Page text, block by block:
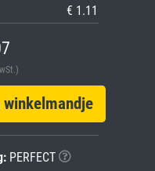
€ 1.11
PERFECT